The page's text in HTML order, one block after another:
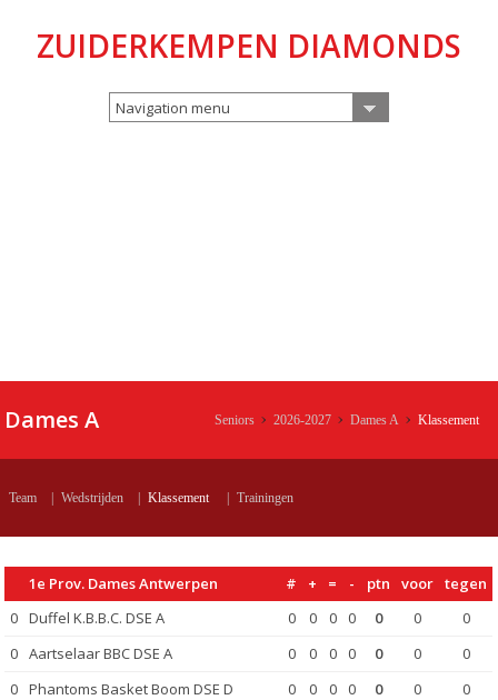
ZUIDERKEMPEN DIAMONDS
Navigation menu
Dames A Seniors 2026-2027 Dames A Klassement
Team Wedstrijden Klassement Trainingen
1e Prov. Dames Antwerpen # + = - ptn voor tegen
0 Duffel K.B.B.C. DSE A 0 0 0 0 0 0
0
0 Aartselaar BBC DSE A 0 0 0 0 0 0
0
0 Phantoms Basket Boom DSE D 0 0 0 0 0 0
0